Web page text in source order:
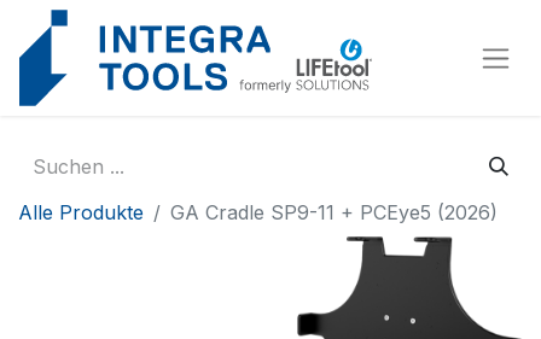
Alle Produkte GA Cradle SP9-11 + PCEye5 (2026)
Cookie-Einstellungen